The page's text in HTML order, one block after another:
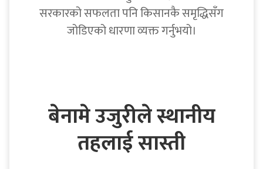
सरकारको सफलता पनि किसानकै समृद्धिसँग
जोडिएको धारणा व्यक्त गर्नुभयो।
बेनामे उजुरीले स्थानीय
तहलाई सास्ती